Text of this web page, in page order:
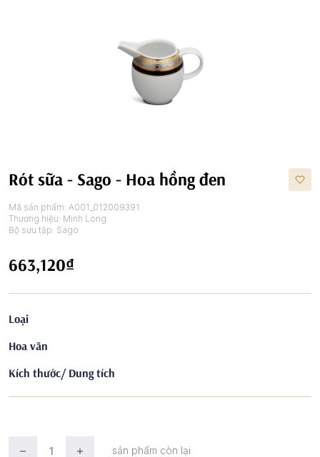
Rót sữa - Sago - Hoa hồng đen
Mã sản phẩm: A001_012009391
Thương hiệu: Minh Long
Bộ sưu tập: Sago
663,120₫
Loại
Hoa văn
Kích thước/ Dung tích
sản phẩm còn lại